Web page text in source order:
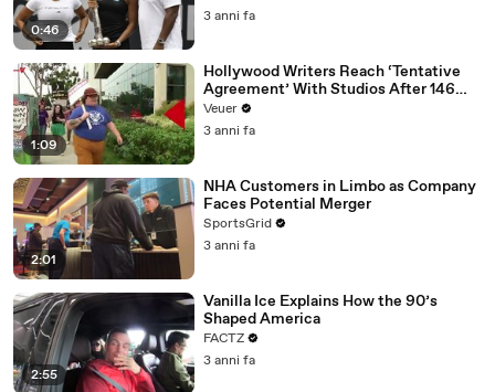
0:46
3 anni fa
1:09
Hollywood Writers Reach ‘Tentative
Agreement’ With Studios After 146
Day Strike
Veuer
3 anni fa
2:01
NHA Customers in Limbo as Company
Faces Potential Merger
SportsGrid
3 anni fa
2:55
Vanilla Ice Explains How the 90’s
Shaped America
FACTZ
3 anni fa